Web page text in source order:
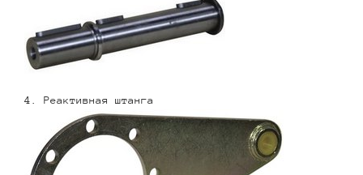
4. Реактивная штанга